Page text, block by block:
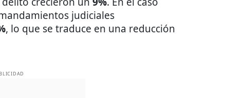
judiciales
, lo que se traduce en una reducción